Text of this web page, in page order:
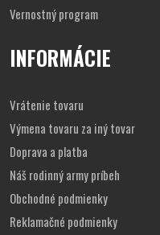
Vernostný program
INFORMÁCIE
Vrátenie tovaru
Výmena tovaru za iný tovar
Doprava a platba
Náš rodinný army príbeh
Obchodné podmienky
Reklamačné podmienky